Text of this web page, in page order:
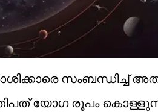
സംബന്ധിച്ച്
യോഗ രൂപം